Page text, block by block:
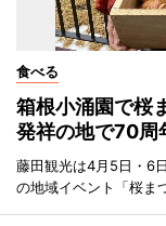
食べる
箱根小涌園で桜
発祥の地で70周
藤田観光は4月5日・6
の地域イベント「桜ま